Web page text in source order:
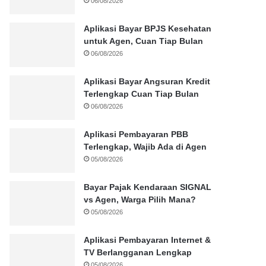
Aplikasi Bayar BPJS Kesehatan
untuk Agen, Cuan Tiap Bulan
06/08/2026
Aplikasi Bayar Angsuran Kredit
Terlengkap Cuan Tiap Bulan
06/08/2026
Aplikasi Pembayaran PBB
Terlengkap, Wajib Ada di Agen
05/08/2026
Bayar Pajak Kendaraan SIGNAL
vs Agen, Warga Pilih Mana?
05/08/2026
Aplikasi Pembayaran Internet &
TV Berlangganan Lengkap